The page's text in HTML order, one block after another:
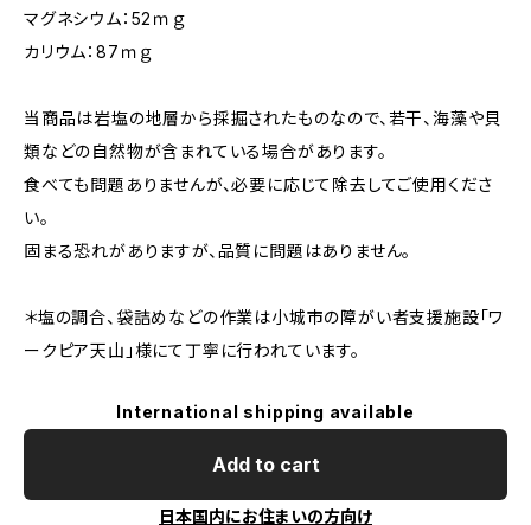
マグネシウム：52ｍｇ
カリウム：87ｍｇ
当商品は岩塩の地層から採掘されたものなので、若干、海藻や貝
類などの自然物が含まれている場合があります。
食べても問題ありませんが、必要に応じて除去してご使用くださ
い。
固まる恐れがありますが、品質に問題はありません。
＊塩の調合、袋詰めなどの作業は小城市の障がい者支援施設「ワ
ークピア天山」様にて丁寧に行われています。
International shipping available
Add to cart
日本国内にお住まいの方向け